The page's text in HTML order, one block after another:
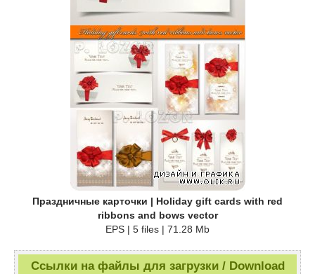
Праздничные карточки | Holiday gift cards with red
ribbons and bows vector
EPS | 5 files | 71.28 Mb
Ссылки на файлы для загрузки / Download